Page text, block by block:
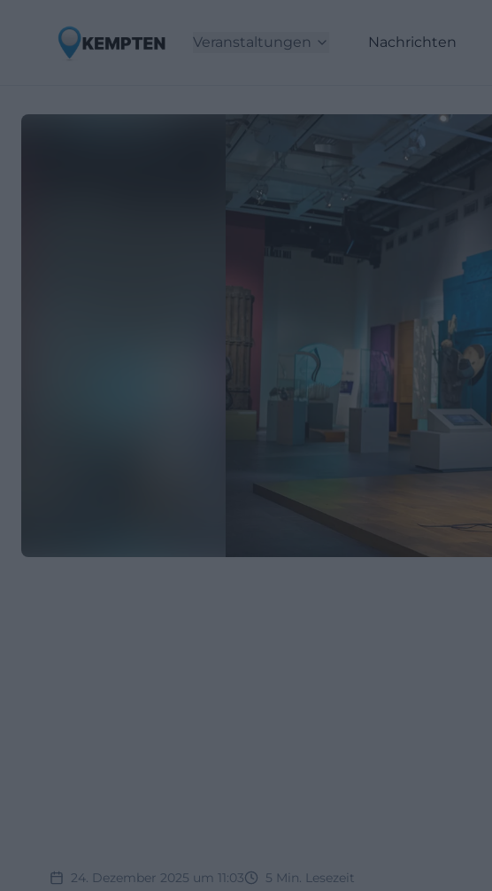
Veranstaltungen Nachrichten
24. Dezember 2025 um 11:03 5 Min. Lesezeit